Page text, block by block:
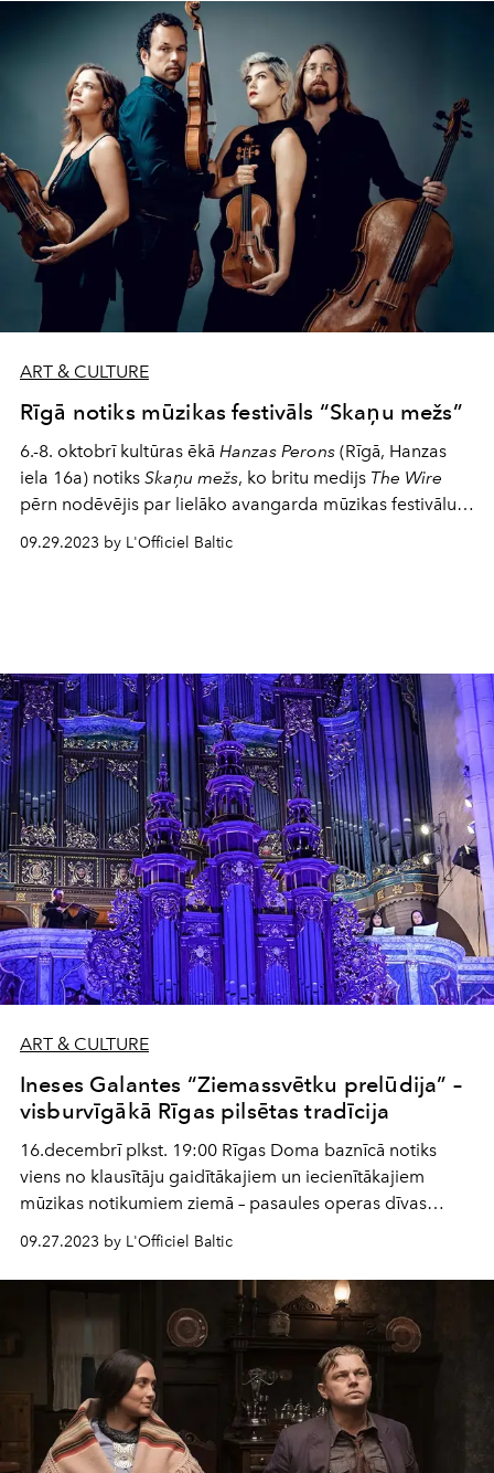
ART & CULTURE
Rīgā notiks mūzikas festivāls “Skaņu mežs”
6.-8. oktobrī kultūras ēkā Hanzas Perons (Rīgā, Hanzas
iela 16a) notiks Skaņu mežs, ko britu medijs The Wire
pērn nodēvējis par lielāko avangarda mūzikas festivālu
09.29.2023 by L'Officiel Baltic
ART & CULTURE
Ineses Galantes “Ziemassvētku prelūdija” –
visburvīgākā Rīgas pilsētas tradīcija
16.decembrī plkst. 19:00 Rīgas Doma baznīcā notiks
viens no klausītāju gaidītākajiem un iecienītākajiem
mūzikas notikumiem ziemā – pasaules operas dīvas
Ineses Galantes koncerts-dāvana “Ziemassvētku
prelūdija”. Nenoliedzami, šis pasākums ir kļuvis par vienu
no gaišākajām pirmssvētku tradīcijām Latvijā un Rīgas
09.27.2023 by L'Officiel Baltic